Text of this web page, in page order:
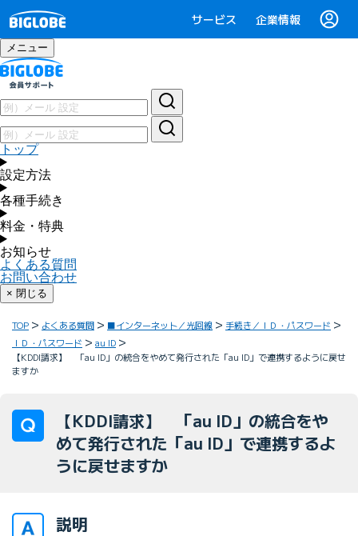
サービス 企業情報
メニュー
トップ
設定方法
各種手続き
料金・特典
お知らせ
よくある質問
お問い合わせ
× 閉じる
TOP よくある質問 ■インターネット／光回線
手続き／ＩＤ・パスワード
ＩＤ・パスワード
au ID
【KDDI請求】 「au ID」の統合をやめて発行された「au ID」で連携するように戻せ
ますか
【KDDI請求】 「au ID」の統合をや
めて発行された「au ID」で連携するよ
うに戻せますか
説明